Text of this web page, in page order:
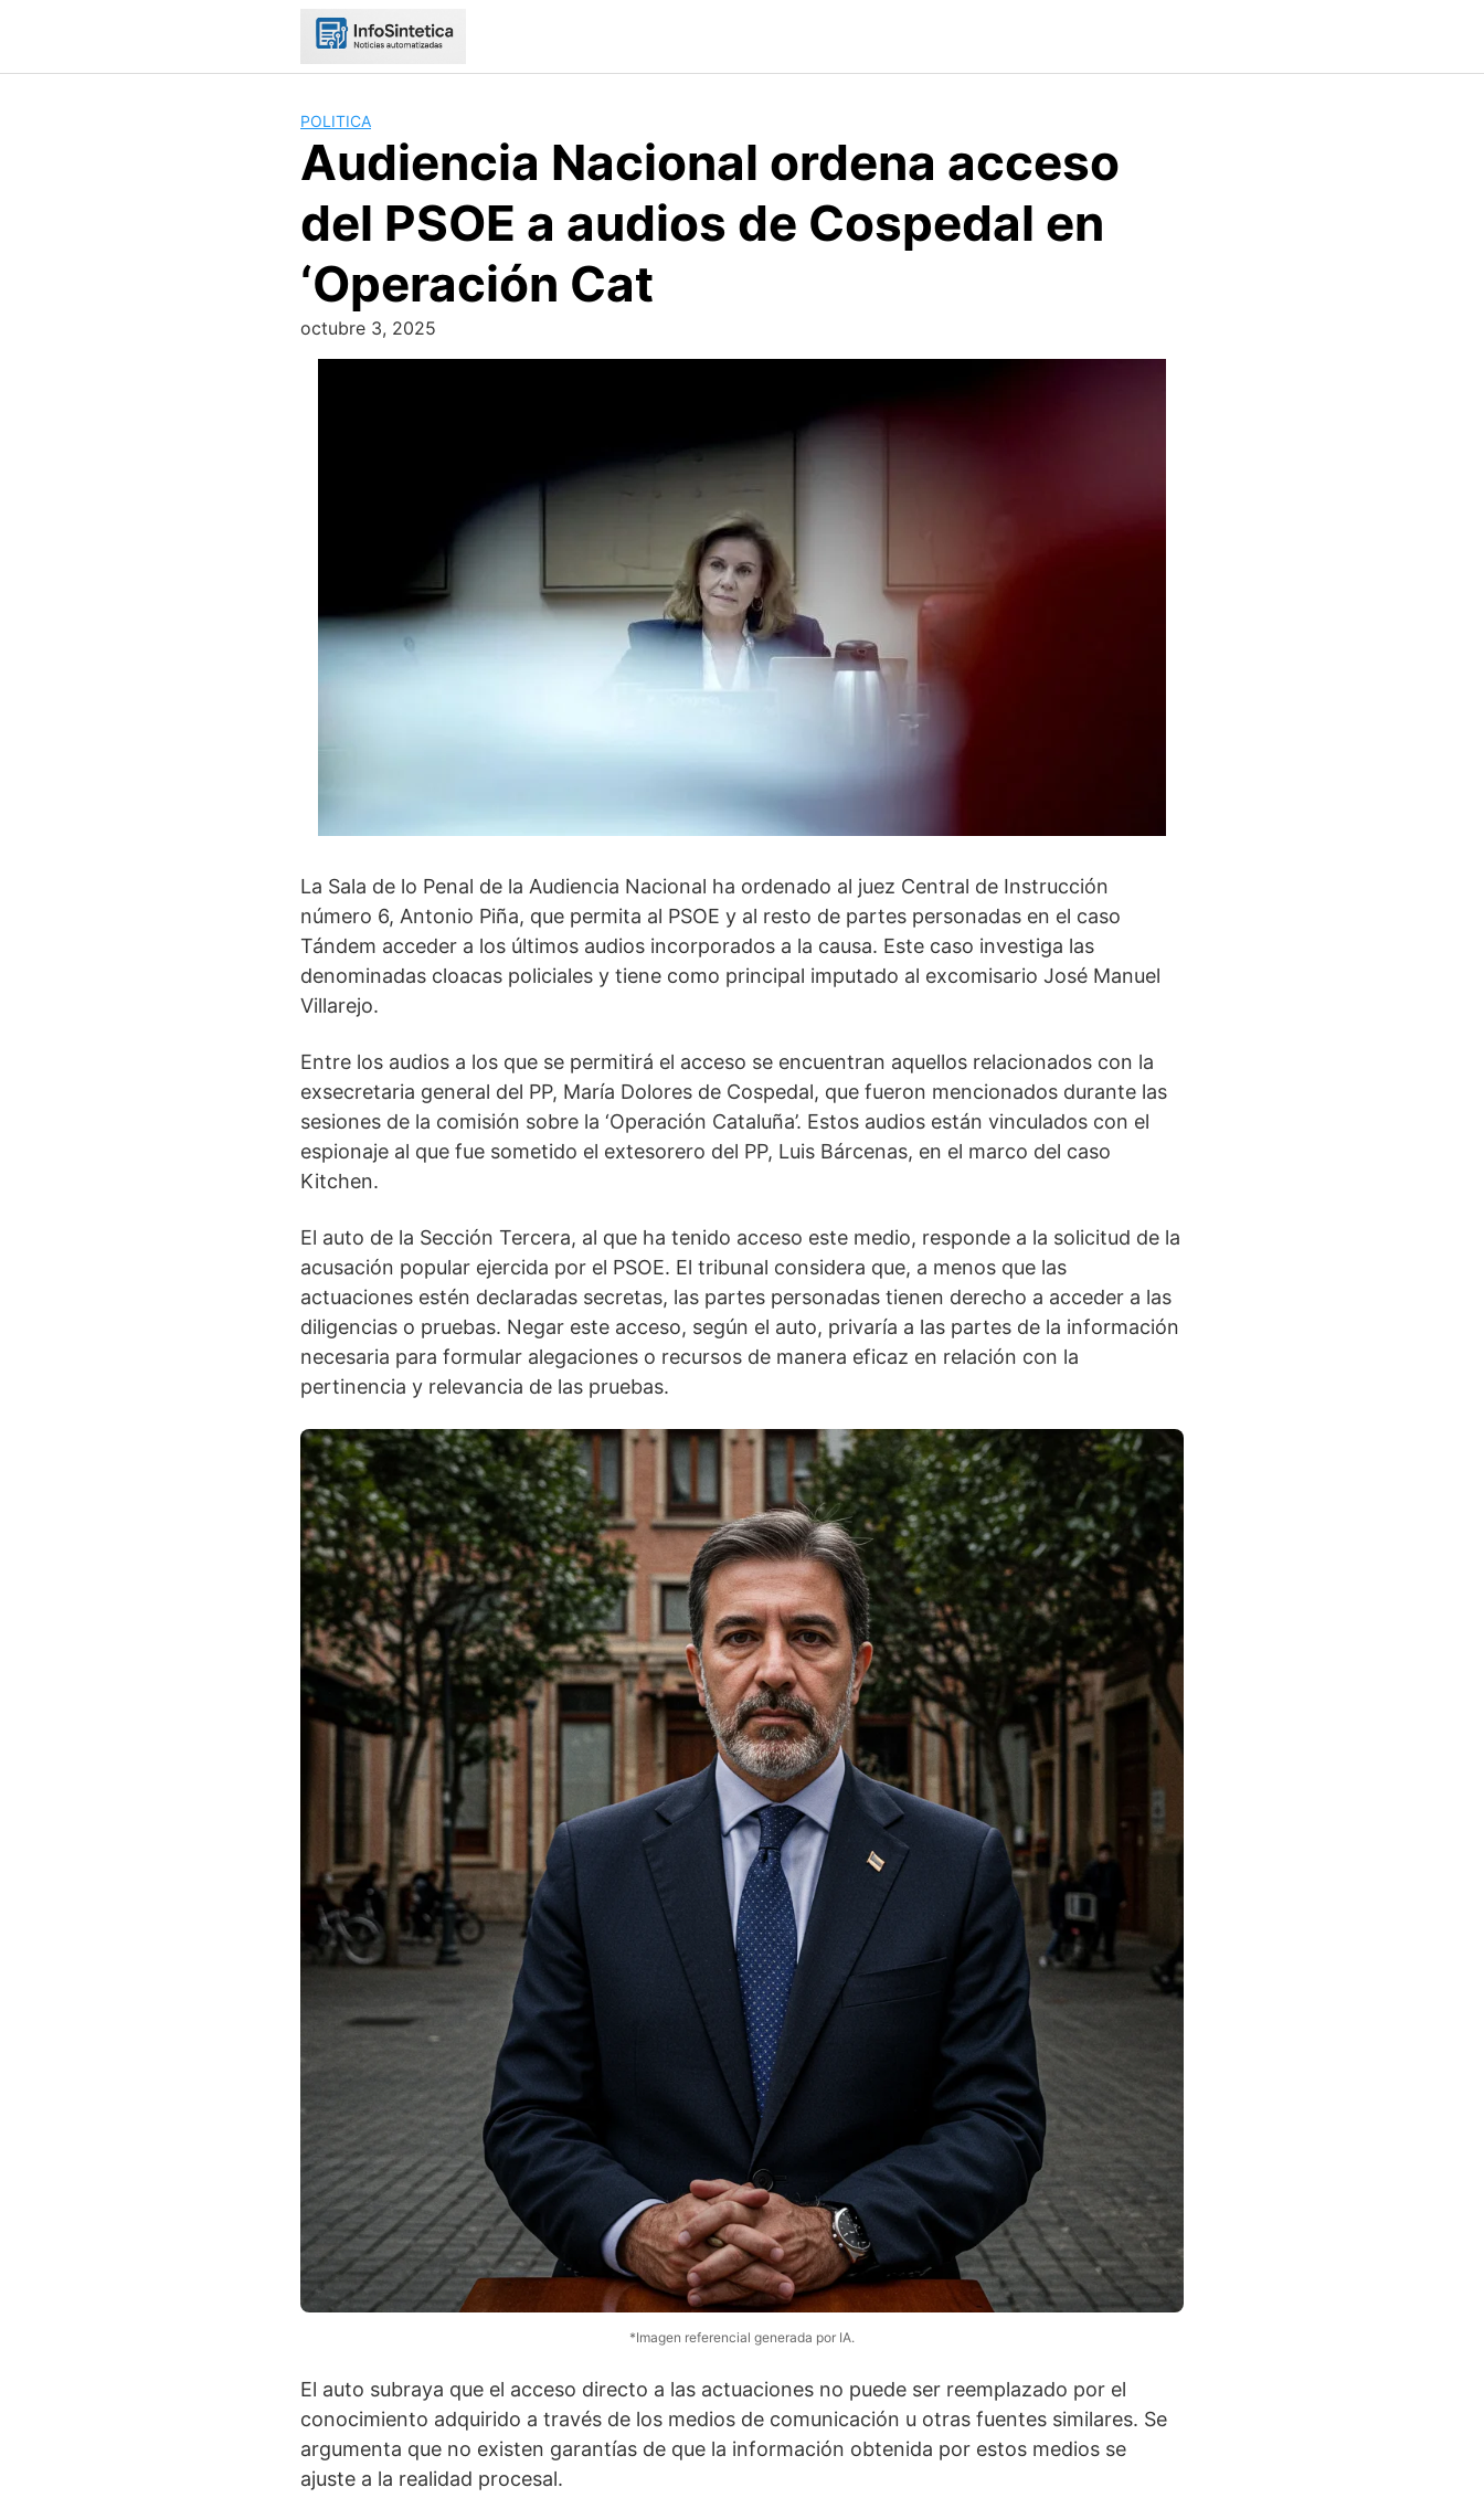
POLITICA
Audiencia Nacional ordena acceso
del PSOE a audios de Cospedal en
‘Operación Cat
octubre 3, 2025
La Sala de lo Penal de la Audiencia Nacional ha ordenado al juez Central de Instrucción
número 6, Antonio Piña, que permita al PSOE y al resto de partes personadas en el caso
Tándem acceder a los últimos audios incorporados a la causa. Este caso investiga las
denominadas cloacas policiales y tiene como principal imputado al excomisario José Manuel
Villarejo.
Entre los audios a los que se permitirá el acceso se encuentran aquellos relacionados con la
exsecretaria general del PP, María Dolores de Cospedal, que fueron mencionados durante las
sesiones de la comisión sobre la ‘Operación Cataluña’. Estos audios están vinculados con el
espionaje al que fue sometido el extesorero del PP, Luis Bárcenas, en el marco del caso
Kitchen.
El auto de la Sección Tercera, al que ha tenido acceso este medio, responde a la solicitud de la
acusación popular ejercida por el PSOE. El tribunal considera que, a menos que las
actuaciones estén declaradas secretas, las partes personadas tienen derecho a acceder a las
diligencias o pruebas. Negar este acceso, según el auto, privaría a las partes de la información
necesaria para formular alegaciones o recursos de manera eficaz en relación con la
pertinencia y relevancia de las pruebas.
*Imagen referencial generada por IA.
El auto subraya que el acceso directo a las actuaciones no puede ser reemplazado por el
conocimiento adquirido a través de los medios de comunicación u otras fuentes similares. Se
argumenta que no existen garantías de que la información obtenida por estos medios se
ajuste a la realidad procesal.